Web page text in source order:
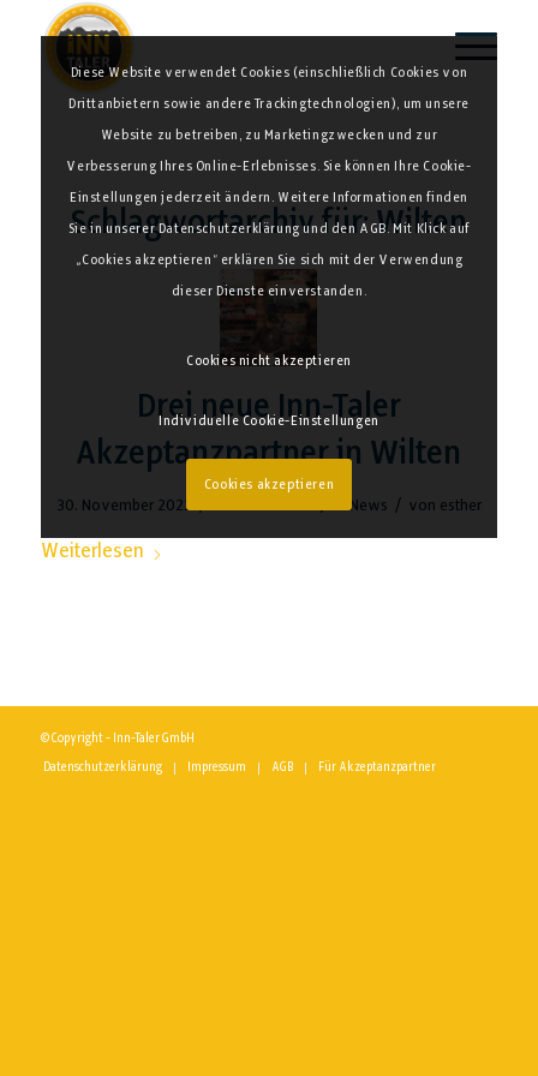
Schlagwortarchiv für:Wilten
Drei neue Inn-Taler
Akzeptanzpartner in Wilten
30. November 2022 News / von esther
Weiterlesen
© Copyright - Inn-Taler GmbH
Datenschutzerklärung Impressum AGB Für Akzeptanzpartner
Diese Website verwendet Cookies (einschließlich Cookies von
Drittanbietern sowie andere Trackingtechnologien), um unsere
Website zu betreiben, zu Marketingzwecken und zur
Verbesserung Ihres Online-Erlebnisses. Sie können Ihre Cookie-
Einstellungen jederzeit ändern. Weitere Informationen finden
Sie in unserer Datenschutzerklärung und den AGB. Mit Klick auf
„Cookies akzeptieren“ erklären Sie sich mit der Verwendung
dieser Dienste einverstanden.
Cookies nicht akzeptieren
Individuelle Cookie-Einstellungen
Cookies akzeptieren